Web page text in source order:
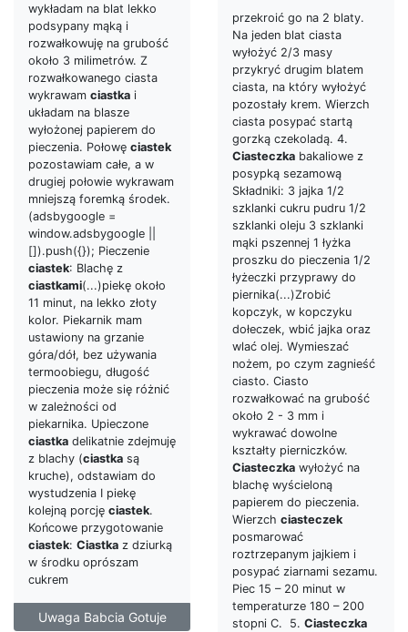
wykładam na blat lekko
podsypany mąką i
rozwałkowuję na grubość
około 3 milimetrów. Z
rozwałkowanego ciasta
wykrawam ciastka i
układam na blasze
wyłożonej papierem do
pieczenia. Połowę ciastek
pozostawiam całe, a w
drugiej połowie wykrawam
mniejszą foremką środek.
(adsbygoogle =
window.adsbygoogle ||
[]).push({}); Pieczenie
ciastek: Blachę z
ciastkami(...)piekę około
11 minut, na lekko złoty
kolor. Piekarnik mam
ustawiony na grzanie
góra/dół, bez używania
termoobiegu, długość
pieczenia może się różnić
w zależności od
piekarnika. Upieczone
ciastka delikatnie zdejmuję
z blachy (ciastka są
kruche), odstawiam do
wystudzenia I piekę
kolejną porcję ciastek.
Końcowe przygotowanie
ciastek: Ciastka z dziurką
w środku oprószam
cukrem
Uwaga Babcia Gotuje
przekroić go na 2 blaty.
Na jeden blat ciasta
wyłożyć 2/3 masy
przykryć drugim blatem
ciasta, na który wyłożyć
pozostały krem. Wierzch
ciasta posypać startą
gorzką czekoladą. 4.
Ciasteczka bakaliowe z
posypką sezamową
Składniki: 3 jajka 1/2
szklanki cukru pudru 1/2
szklanki oleju 3 szklanki
mąki pszennej 1 łyżka
proszku do pieczenia 1/2
łyżeczki przyprawy do
piernika(...)Zrobić
kopczyk, w kopczyku
dołeczek, wbić jajka oraz
wlać olej. Wymieszać
nożem, po czym zagnieść
ciasto. Ciasto
rozwałkować na grubość
około 2 - 3 mm i
wykrawać dowolne
kształty pierniczków.
Ciasteczka wyłożyć na
blachę wyścieloną
papierem do pieczenia.
Wierzch ciasteczek
posmarować
roztrzepanym jajkiem i
posypać ziarnami sezamu.
Piec 15 – 20 minut w
temperaturze 180 – 200
stopni C. 5. Ciasteczka